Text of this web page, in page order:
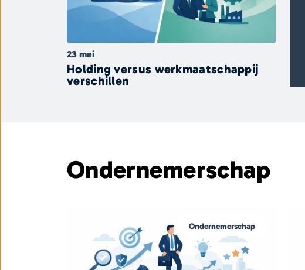
23 mei
Holding versus werkmaatschappij
verschillen
Ondernemerschap
Ondernemerschap